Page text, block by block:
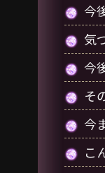
今
気
今
そ
今
こ